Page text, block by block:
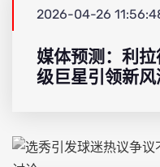
2026-04-26
媒体预测：利
级巨星引领新风